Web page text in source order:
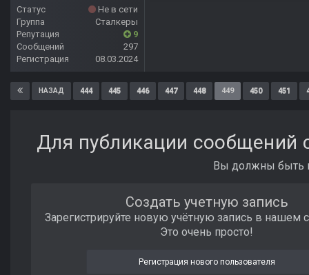
Статус
Не в сети
Группа
Сталкеры
Репутация
9
Сообщений
297
Регистрация
08.03.2024
НАЗАД 444 445 446 447 448 449 450 451
Для публикации сообщений
Вы должны быть
Создать учетную запись
Зарегистрируйте новую учётную запись в нашем
Это очень просто!
Регистрация нового пользователя